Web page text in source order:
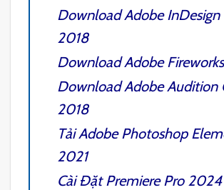
DownloadAdobe InDesign
2018
DownloadAdobe
DownloadAdobe Audition
2018
TảiAdobe Photoshop
2021
Cài ĐặtPremiere Pro 2024